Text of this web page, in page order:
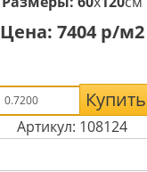
Цена: 7404 р/м2
Купить
Артикул: 108124